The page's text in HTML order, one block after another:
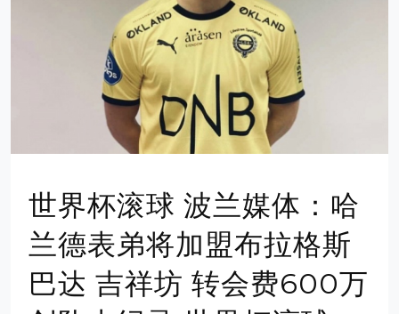
世界杯滚球 波兰媒体：哈
兰德表弟将加盟布拉格斯
巴达 吉祥坊 转会费600万